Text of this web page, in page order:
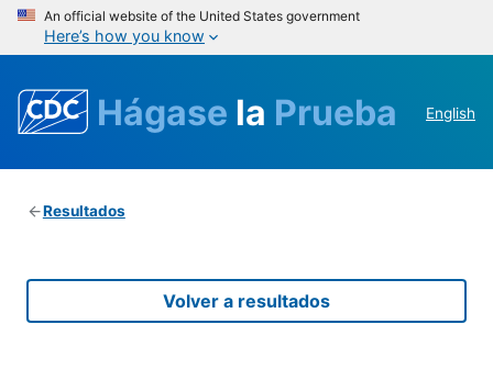
An official website of the United States government
Here’s how you know
Hágase la Prueba English
Resultados
Volver a resultados